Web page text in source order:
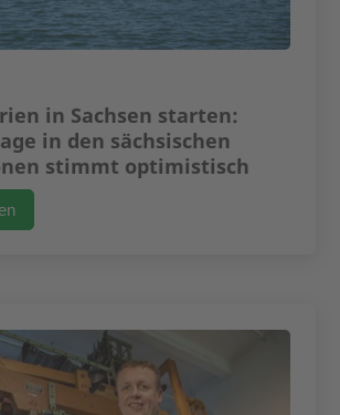
in Sachsen starten:
in den sächsischen
stimmt optimistisch